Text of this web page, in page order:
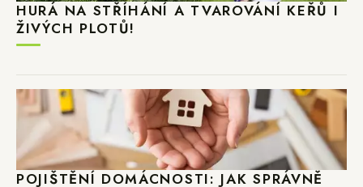
HURÁ NA STŘÍHÁNÍ A TVAROVÁNÍ KEŘŮ I
ŽIVÝCH PLOTŮ!
POJIŠTĚNÍ DOMÁCNOSTI: JAK SPRÁVNĚ